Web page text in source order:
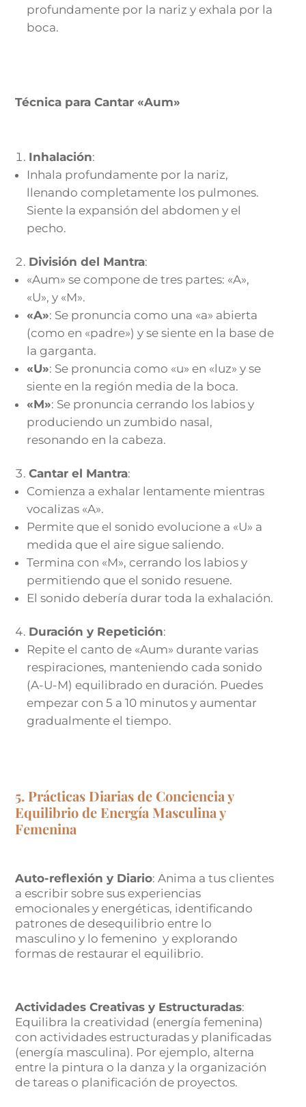
profundamente por la nariz y exhala por la
boca.
Técnica para Cantar «Aum»
Inhalación:
Inhala profundamente por la nariz,
llenando completamente los pulmones.
Siente la expansión del abdomen y el
pecho.
División del Mantra:
«Aum» se compone de tres partes: «A»,
«U», y «M».
«A»: Se pronuncia como una «a» abierta
(como en «padre») y se siente en la base de
la garganta.
«U»: Se pronuncia como «u» en «luz» y se
siente en la región media de la boca.
«M»: Se pronuncia cerrando los labios y
produciendo un zumbido nasal,
resonando en la cabeza.
Cantar el Mantra:
Comienza a exhalar lentamente mientras
vocalizas «A».
Permite que el sonido evolucione a «U» a
medida que el aire sigue saliendo.
Termina con «M», cerrando los labios y
permitiendo que el sonido resuene.
El sonido debería durar toda la exhalación.
Duración y Repetición:
Repite el canto de «Aum» durante varias
respiraciones, manteniendo cada sonido
(A-U-M) equilibrado en duración. Puedes
empezar con 5 a 10 minutos y aumentar
gradualmente el tiempo.
5. Prácticas Diarias de Conciencia y
Equilibrio de Energía Masculina y
Femenina
Auto-reflexión y Diario: Anima a tus clientes
a escribir sobre sus experiencias
emocionales y energéticas, identificando
patrones de desequilibrio entre lo
masculino y lo femenino y explorando
formas de restaurar el equilibrio.
Actividades Creativas y Estructuradas:
Equilibra la creatividad (energía femenina)
con actividades estructuradas y planificadas
(energía masculina). Por ejemplo, alterna
entre la pintura o la danza y la organización
de tareas o planificación de proyectos.